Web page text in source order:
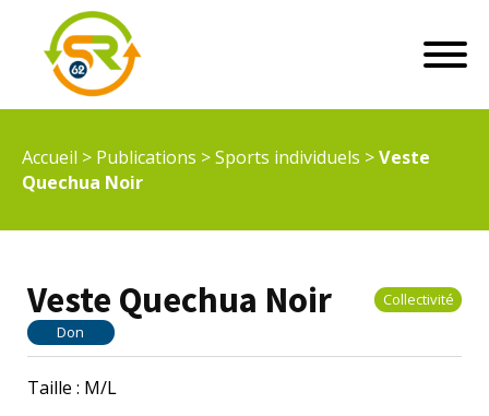
Accueil > Publications >Sports individuels >Veste
Quechua Noir
Veste Quechua Noir
Collectivité
Don
Taille : M/L